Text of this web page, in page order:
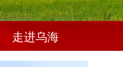
走进乌海